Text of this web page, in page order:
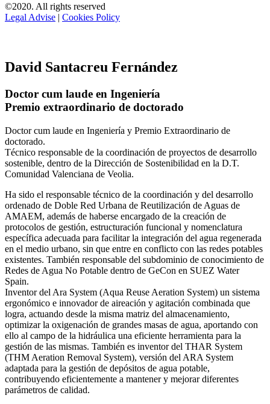
©2020. All rights reserved
Legal Advise | Cookies Policy
David Santacreu Fernández
Doctor cum laude en Ingeniería
Premio extraordinario de doctorado
Doctor cum laude en Ingeniería y Premio Extraordinario de
doctorado.
Técnico responsable de la coordinación de proyectos de desarrollo
sostenible, dentro de la Dirección de Sostenibilidad en la D.T.
Comunidad Valenciana de Veolia.
Ha sido el responsable técnico de la coordinación y del desarrollo
ordenado de Doble Red Urbana de Reutilización de Aguas de
AMAEM, además de haberse encargado de la creación de
protocolos de gestión, estructuración funcional y nomenclatura
específica adecuada para facilitar la integración del agua regenerada
en el medio urbano, sin que entre en conflicto con las redes potables
existentes. También responsable del subdominio de conocimiento de
Redes de Agua No Potable dentro de GeCon en SUEZ Water
Spain.
Inventor del Ara System (Aqua Reuse Aeration System) un sistema
ergonómico e innovador de aireación y agitación combinada que
logra, actuando desde la misma matriz del almacenamiento,
optimizar la oxigenación de grandes masas de agua, aportando con
ello al campo de la hidráulica una eficiente herramienta para la
gestión de las mismas. También es inventor del THAR System
(THM Aeration Removal System), versión del ARA System
adaptada para la gestión de depósitos de agua potable,
contribuyendo eficientemente a mantener y mejorar diferentes
parámetros de calidad.